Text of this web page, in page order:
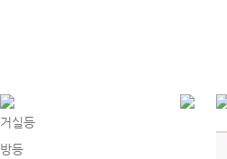
거실등
방등